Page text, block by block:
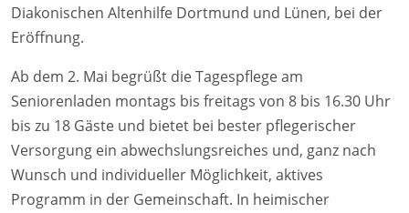
Diakonischen Altenhilfe Dortmund und Lünen, bei der
Eröffnung.
Ab dem 2. Mai begrüßt die Tagespflege am
Seniorenladen montags bis freitags von 8 bis 16.30 Uhr
bis zu 18 Gäste und bietet bei bester pflegerischer
Versorgung ein abwechslungsreiches und, ganz nach
Wunsch und individueller Möglichkeit, aktives
Programm in der Gemeinschaft. In heimischer